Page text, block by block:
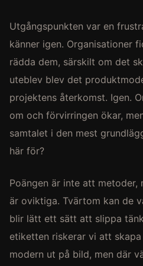
Utgångspunkten var en
känner igen. Organisationer
rädda dem, särskilt om det
uteblev blev det
projektens återkomst. Igen.
om och förvirringen ökar,
samtalet i den mest
här för?
Poängen är inte att
är oviktiga. Tvärtom kan de
blir lätt ett sätt att slippa
etiketten riskerar vi att
modern ut på bild, men där